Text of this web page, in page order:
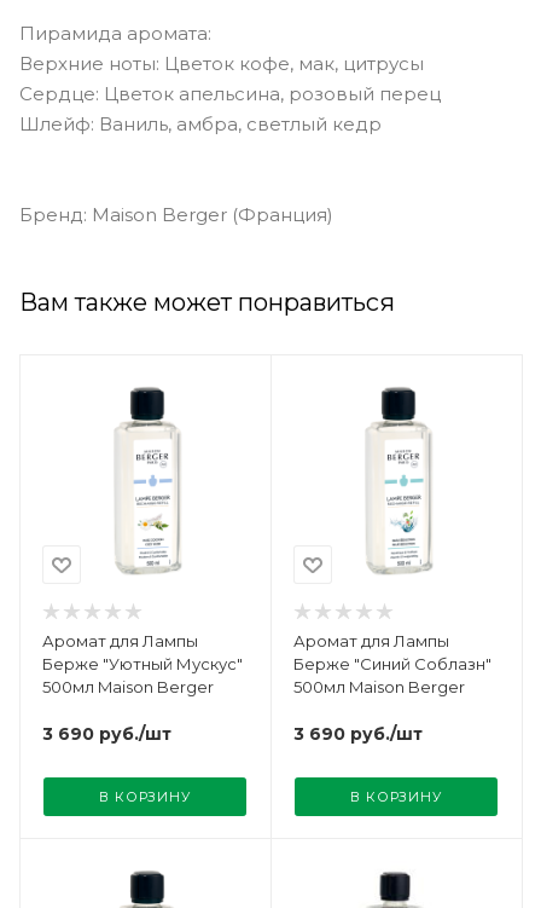
Пирамида аромата:
Верхние ноты: Цветок кофе, мак, цитрусы
Сердце: Цветок апельсина, розовый перец
Шлейф: Ваниль, амбра, светлый кедр
Бренд: Maison Berger (Франция)
Вам также может понравиться
Аромат для Лампы
Берже "Уютный Мускус"
500мл Maison Berger
3 690 руб./шт
В КОРЗИНУ
Аромат для Лампы
Берже "Синий Соблазн"
500мл Maison Berger
3 690 руб./шт
В КОРЗИНУ